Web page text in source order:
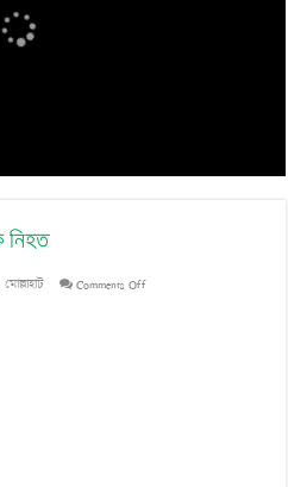
ঢুকছিল তারা
নিহত
মোল্লাহাট Comments Offon